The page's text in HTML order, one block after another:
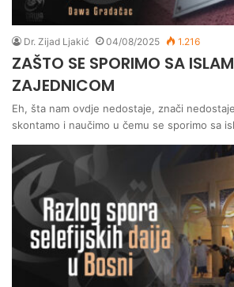
Dr. Zijad Ljakić 04/08/2025 1.216
ZAŠTO SE SPORIMO SA
ZAJEDNICOM
Eh, šta nam ovdje nedostaje, znači
skontamo i naučimo u čemu se sporimo sa